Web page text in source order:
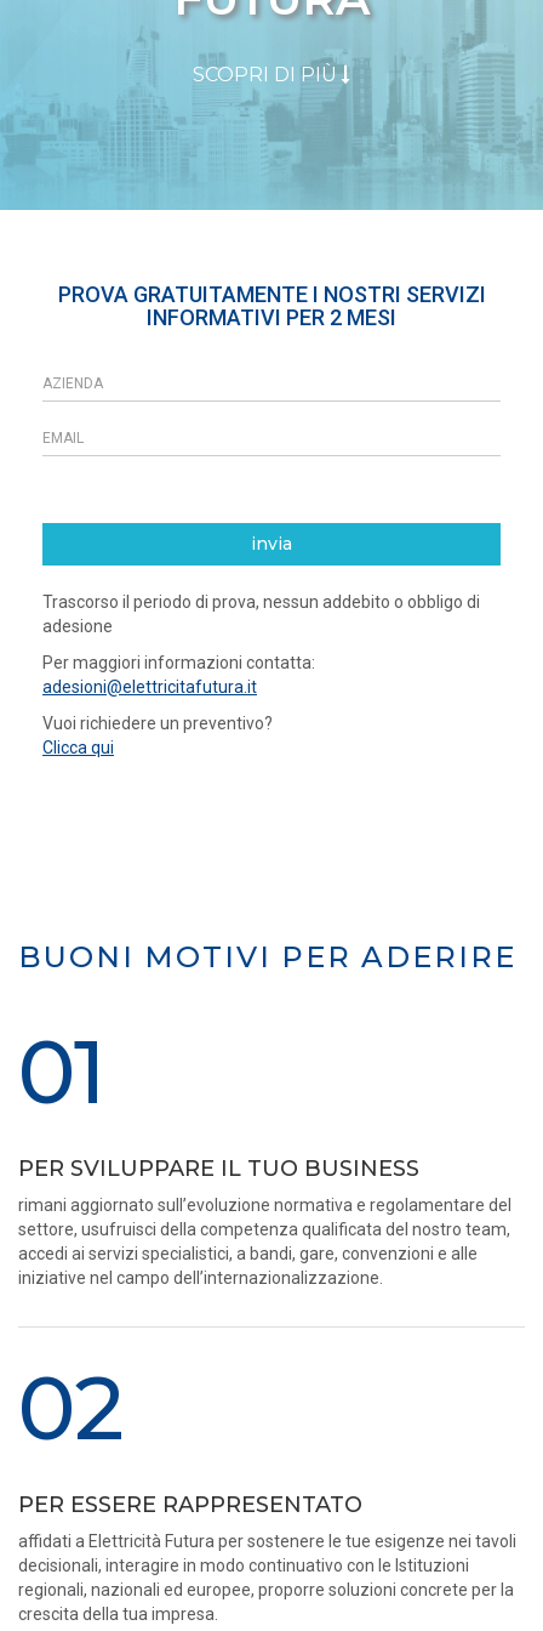
SCOPRI DI PIÙ
PROVA GRATUITAMENTE I NOSTRI SERVIZI
INFORMATIVI PER 2 MESI
invia
Trascorso il periodo di prova, nessun addebito o obbligo di
adesione
Per maggiori informazioni contatta:
adesioni@elettricitafutura.it
Vuoi richiedere un preventivo?
Clicca qui
BUONI MOTIVI PER ADERIRE
01
PER SVILUPPARE IL TUO BUSINESS
rimani aggiornato sull’evoluzione normativa e regolamentare del
settore, usufruisci della competenza qualificata del nostro team,
accedi ai servizi specialistici, a bandi, gare, convenzioni e alle
iniziative nel campo dell’internazionalizzazione.
02
PER ESSERE RAPPRESENTATO
affidati a Elettricità Futura per sostenere le tue esigenze nei tavoli
decisionali, interagire in modo continuativo con le Istituzioni
regionali, nazionali ed europee, proporre soluzioni concrete per la
crescita della tua impresa.